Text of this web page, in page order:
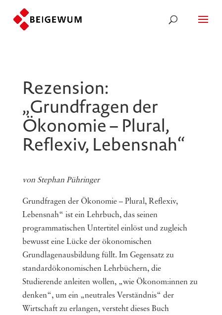
Rezension:
„Grundfragen der
Ökonomie – Plural,
Reflexiv, Lebensnah“
von Stephan Pühringer
Grundfragen der Ökonomie – Plural, Reflexiv,
Lebensnah“ ist ein Lehrbuch, das seinen
programmatischen Untertitel einlöst und zugleich
bewusst eine Lücke der ökonomischen
Grundlagenausbildung füllt. Im Gegensatz zu
standardökonomischen Lehrbüchern, die
Studierende anleiten wollen, „wie Ökonom:innen zu
denken“, um ein „neutrales Verständnis“ der
Wirtschaft zu erlangen, versteht dieses Buch